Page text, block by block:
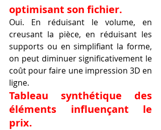
optimisant son fichier.
Oui. En réduisant le volume, en
creusant la pièce, en réduisant les
supports ou en simplifiant la forme,
on peut diminuer significativement le
coût pour faire une impression 3D en
ligne.
Tableau synthétique des
éléments influençant le
prix.